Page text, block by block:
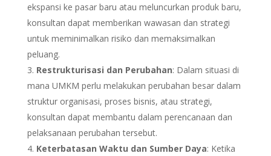
ekspansi ke pasar baru atau meluncurkan produk baru,
konsultan dapat memberikan wawasan dan strategi
untuk meminimalkan risiko dan memaksimalkan
peluang.
Restrukturisasi dan Perubahan: Dalam situasi di
mana UMKM perlu melakukan perubahan besar dalam
struktur organisasi, proses bisnis, atau strategi,
konsultan dapat membantu dalam perencanaan dan
pelaksanaan perubahan tersebut.
Keterbatasan Waktu dan Sumber Daya: Ketika